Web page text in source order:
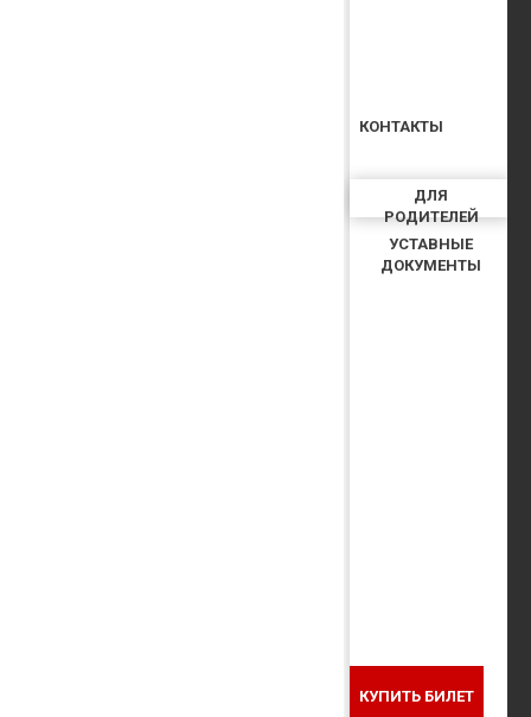
ДЛЯ
РОДИТЕЛЕЙ
УСТАВНЫЕ
ДОКУМЕНТЫ
КОНТАКТЫ
КУПИТЬ БИЛЕТ